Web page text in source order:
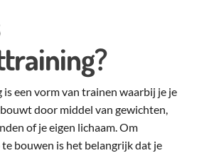
een vorm van trainen waarbij je je
door middel van gewichten,
of je eigen lichaam. Om
te bouwen is het belangrijk dat je